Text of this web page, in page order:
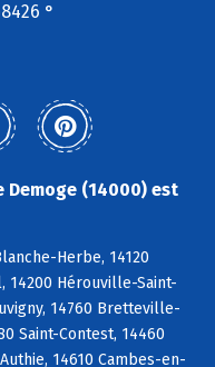
°
(14000) est
Herbe, 14120
14200 Hérouville-Saint-
14760 Bretteville-
Saint-Contest, 14460
14610 Cambes-en-